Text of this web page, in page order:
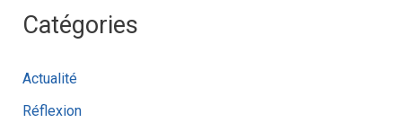
Catégories
Actualité
Réflexion